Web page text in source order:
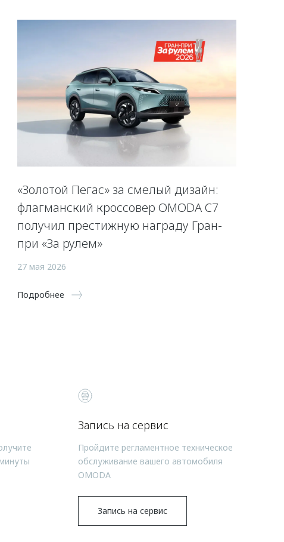
«Золотой Пегас» за смелый дизайн:
флагманский кроссовер OMODA C7
получил престижную награду Гран-
при «За рулем»
27 мая 2026
Подробнее
Запись на сервис
Пройдите регламентное техническое
обслуживание вашего автомобиля
OMODA
Запись на сервис